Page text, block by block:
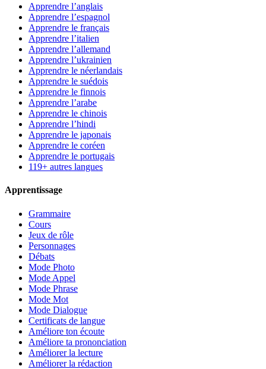
Apprendre l’anglais
Apprendre l’espagnol
Apprendre le français
Apprendre l’italien
Apprendre l’allemand
Apprendre l’ukrainien
Apprendre le néerlandais
Apprendre le suédois
Apprendre le finnois
Apprendre l’arabe
Apprendre le chinois
Apprendre l’hindi
Apprendre le japonais
Apprendre le coréen
Apprendre le portugais
119+ autres langues
Apprentissage
Grammaire
Cours
Jeux de rôle
Personnages
Débats
Mode Photo
Mode Appel
Mode Phrase
Mode Mot
Mode Dialogue
Certificats de langue
Améliore ton écoute
Améliore ta prononciation
Améliorer la lecture
Améliorer la rédaction